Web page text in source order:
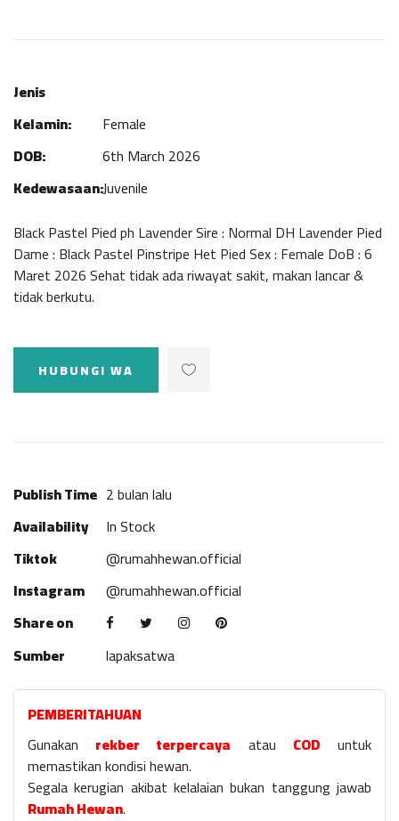
Jenis
Kelamin:
Female
DOB:
6th March 2026
Kedewasaan:Juvenile
Black Pastel Pied ph Lavender Sire : Normal DH Lavender Pied
Dame : Black Pastel Pinstripe Het Pied Sex : Female DoB : 6
Maret 2026 Sehat tidak ada riwayat sakit, makan lancar &
tidak berkutu.
HUBUNGI WA
Publish Time 2 bulan lalu
Availability
In Stock
Tiktok
@rumahhewan.official
Instagram
@rumahhewan.official
Share on
Sumber
lapaksatwa
PEMBERITAHUAN
Gunakan rekber terpercaya atau COD untuk
memastikan kondisi hewan.
Segala kerugian akibat kelalaian bukan tanggung jawab
Rumah Hewan.